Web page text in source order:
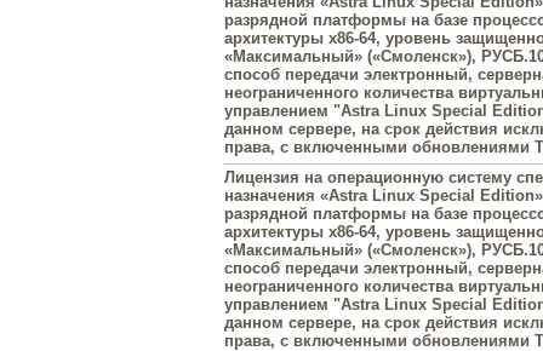
разрядной платформы на базе
архитектуры х86-64, уровень
«Максимальный» («Смоленск»),
способ передачи электронный,
неограниченного количества
управлением "Astra Linux Special
данном сервере, на срок действия
права, с включенными обновлениями
Лицензия на операционную систему
назначения «Astra Linux Special
разрядной платформы на базе
архитектуры х86-64, уровень
«Максимальный» («Смоленск»),
способ передачи электронный,
неограниченного количества
управлением "Astra Linux Special
данном сервере, на срок действия
права, с включенными обновлениями